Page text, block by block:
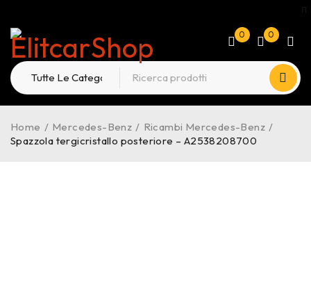
0 0
Home / Mercedes-Benz / Ricambi Mercedes-Benz /
Spazzola tergicristallo posteriore – A2538208700